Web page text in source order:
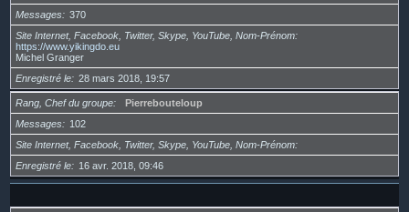
Messages
370
Site Internet, Facebook, Twitter, Skype, YouTube, Nom-Prénom
https://www.yikingdo.eu
Michel Granger
Enregistré le
28 mars 2018, 19:57
Rang, Chef du groupe
Pierrebouteloup
Messages
102
Site Internet, Facebook, Twitter, Skype, YouTube, Nom-Prénom
Enregistré le
16 avr. 2018, 09:46